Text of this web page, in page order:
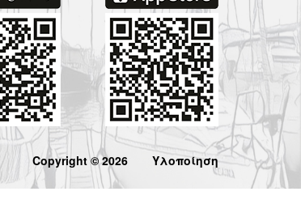
Copyright © 2026 Υλοποίηση